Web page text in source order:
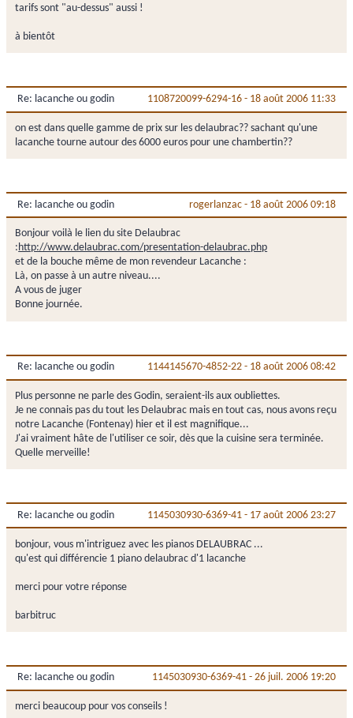
tarifs sont "au-dessus" aussi !
à bientôt
Re: lacanche ou godin 1108720099-6294-16 - 18 août 2006 11:33
on est dans quelle gamme de prix sur les delaubrac?? sachant qu'une
lacanche tourne autour des 6000 euros pour une chambertin??
Re: lacanche ou godin rogerlanzac - 18 août 2006 09:18
Bonjour voilà le lien du site Delaubrac
:http://www.delaubrac.com/presentation-delaubrac.php
et de la bouche même de mon revendeur Lacanche :
Là, on passe à un autre niveau....
A vous de juger
Bonne journée.
Re: lacanche ou godin 1144145670-4852-22 - 18 août 2006 08:42
Plus personne ne parle des Godin, seraient-ils aux oubliettes.
Je ne connais pas du tout les Delaubrac mais en tout cas, nous avons reçu
notre Lacanche (Fontenay) hier et il est magnifique...
J'ai vraiment hâte de l'utiliser ce soir, dès que la cuisine sera terminée.
Quelle merveille!
Re: lacanche ou godin 1145030930-6369-41 - 17 août 2006 23:27
bonjour, vous m'intriguez avec les pianos DELAUBRAC ...
qu'est qui différencie 1 piano delaubrac d'1 lacanche
merci pour votre réponse
barbitruc
Re: lacanche ou godin 1145030930-6369-41 - 26 juil. 2006 19:20
merci beaucoup pour vos conseils !